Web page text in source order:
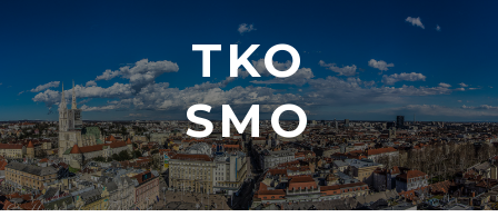
TKO
SMO